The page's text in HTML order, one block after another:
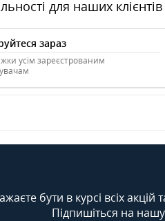
для наших клієнтів
зараз
усім зареєстрованим
бути в курсі всіх акцій
Підпишіться на